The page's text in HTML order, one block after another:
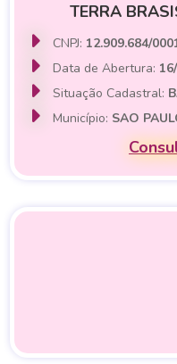
TERRA
CNPJ: 12.909.684/
Data de Abertura:
Situação Cadastral:
Município: SAO